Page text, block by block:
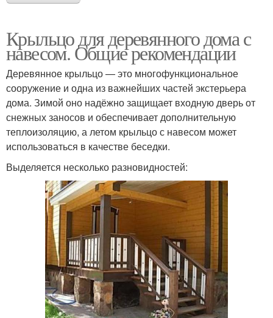
Крыльцо для деревянного дома с
навесом. Общие рекомендации
Деревянное крыльцо — это многофункциональное
сооружение и одна из важнейших частей экстерьера
дома. Зимой оно надёжно защищает входную дверь от
снежных заносов и обеспечивает дополнительную
теплоизоляцию, а летом крыльцо с навесом может
использоваться в качестве беседки.
Выделяется несколько разновидностей: